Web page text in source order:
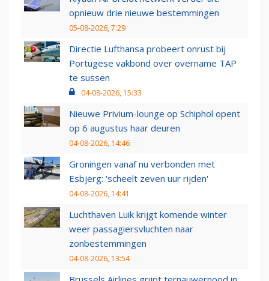
opnieuw drie nieuwe bestemmingen
05-08-2026, 7:29
Directie Lufthansa probeert onrust bij
Portugese vakbond over overname TAP
te sussen
04-08-2026, 15:33
Nieuwe Privium-lounge op Schiphol opent
op 6 augustus haar deuren
04-08-2026, 14:46
Groningen vanaf nu verbonden met
Esbjerg: 'scheelt zeven uur rijden'
04-08-2026, 14:41
Luchthaven Luik krijgt komende winter
weer passagiersvluchten naar
zonbestemmingen
04-08-2026, 13:54